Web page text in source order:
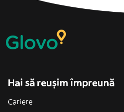
Hai să reușim împreună
Cariere